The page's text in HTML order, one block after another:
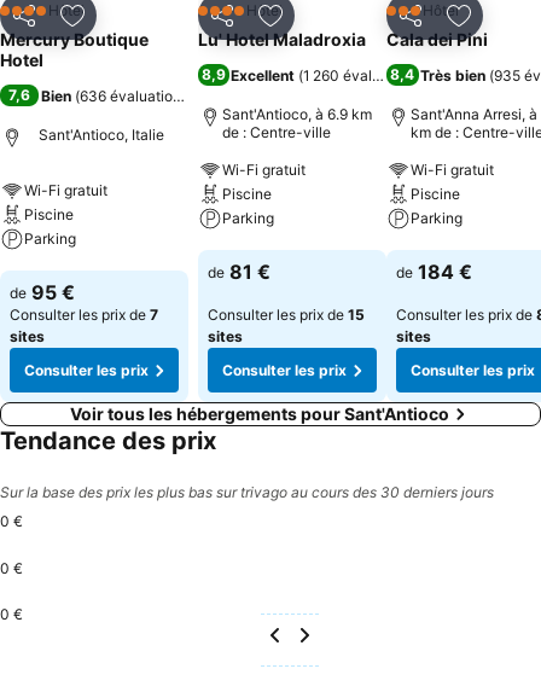
PartagerAjouter à mes favoris
4 ÉtoilesHôtel
Mercury Boutique
Hotel
7,6 Bien (636 évaluations
Sant'Antioco, Italie
Wi-Fi gratuit
Piscine
Parking
Consulter les prix
de 95 €
Consulter les prix de 7
sites
Consulter les prix
PartagerAjouter à mes favoris
4 ÉtoilesHôtel
Lu' Hotel Maladroxia
8,9 Excellent (1 260 évaluations)
Sant'Antioco, à 6.9 km
de : Centre-ville
Wi-Fi gratuit
Piscine
Parking
Consulter les prix
de 81 €
Consulter les prix de 15
sites
Consulter les prix
PartagerAjouter
3 ÉtoilesHôtel
Cala dei Pini
8,4 Très bien (935
Sant'Anna Arresi, à
km de : Centre-
Wi-Fi gratuit
Piscine
Parking
Consulter les
de 184 €
Consulter les prix de
sites
Consulter les prix
Voir tous les hébergements pour Sant'Antioco
Tendance des prix
Sur la base des prix les plus bas sur trivago au cours des 30 derniers jours
0 €
0 €
0 €